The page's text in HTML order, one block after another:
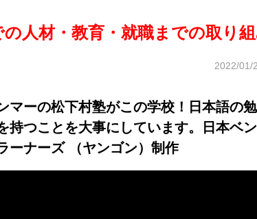
の人材・教育・就職までの取り
2022/01/
マーの松下村塾がこの学校！日本語の
持つことを大事にしています。日本ベ
ーナーズ （ヤンゴン）制作